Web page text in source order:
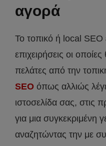
αγορά
To τοπικό ή local SEO
επιχειρήσεις οι
πελάτες από την
SEO όπως αλλιώς
ιστοσελίδα σας, στις
για μια συγκεκριμένη
αναζητώντας την με